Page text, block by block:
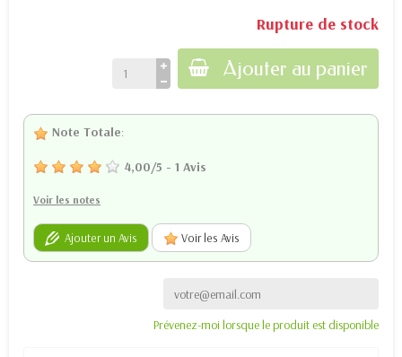
Rupture de stock
Ajouter au panier
Note Totale:
4,00/5 - 1 Avis
Voir les notes
Ajouter un Avis Voir les Avis
Prévenez-moi lorsque le produit est disponible